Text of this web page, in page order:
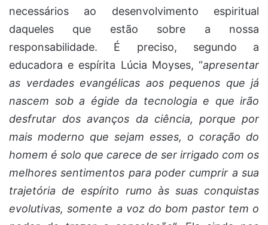
necessários ao desenvolvimento espiritual
daqueles que estão sobre a nossa
responsabilidade. É preciso, segundo a
educadora e espírita Lúcia Moyses, “apresentar
as verdades evangélicas aos pequenos que já
nascem sob a égide da tecnologia e que irão
desfrutar dos avanços da ciência, porque por
mais moderno que sejam esses, o coração do
homem é solo que carece de ser irrigado com os
melhores sentimentos para poder cumprir a sua
trajetória de espírito rumo às suas conquistas
evolutivas, somente a voz do bom pastor tem o